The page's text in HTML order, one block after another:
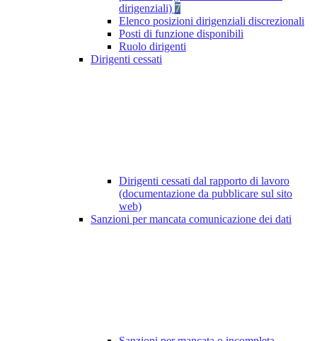
dirigenziali) 7
Elenco posizioni dirigenziali discrezionali
Posti di funzione disponibili
Ruolo dirigenti
Dirigenti cessati
Dirigenti cessati dal rapporto di lavoro
(documentazione da pubblicare sul sito
web)
Sanzioni per mancata comunicazione dei dati